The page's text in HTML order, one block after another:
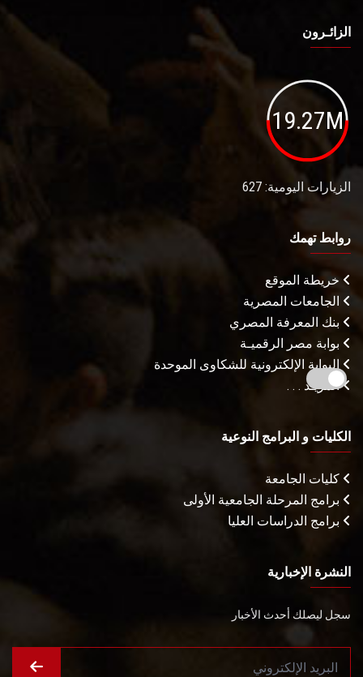
الزائـرون
19.27M
الزيارات اليومية: 627
روابط تهمك
خريطة الموقع
الجامعات المصرية
بنك المعرفة المصري
بوابة مصر الرقميـة
البوابة الإلكترونية للشكاوى الموحدة
المزيـد . . .
الكليات و البرامج النوعية
كليات الجامعة
برامج المرحلة الجامعية الأولى
برامج الدراسات العليا
النشرة الإخبارية
سجل ليصلك أحدث الأخبار